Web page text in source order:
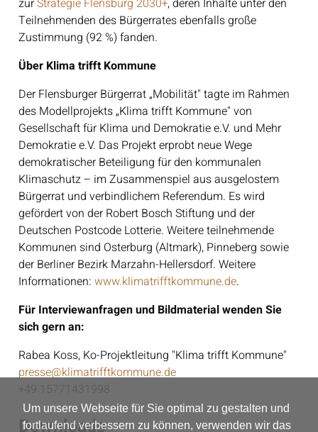
Um unsere Webseite für Sie optimal zu gestalten und
fortlaufend verbessern zu können, verwenden wir das
Teilnehmenden des Bürgerrates ebenfalls große
Zustimmung (92 %) fanden.
Über Klima trifft Kommune
Der Flensburger Bürgerrat „Mobilität" tagte im Rahmen
des Modellprojekts „Klima trifft Kommune" von
Gesellschaft für Klima und Demokratie e.V. und Mehr
Demokratie e.V. Das Projekt erprobt neue Wege
demokratischer Beteiligung für den kommunalen
Klimaschutz – im Zusammenspiel aus ausgelostem
Bürgerrat und verbindlichem Referendum. Es wird
gefördert von der Robert Bosch Stiftung und der
Deutschen Postcode Lotterie. Weitere teilnehmende
Kommunen sind Osterburg (Altmark), Pinneberg sowie
der Berliner Bezirk Marzahn-Hellersdorf. Weitere
Informationen: www.klimatrifftkommune.de.
Für Interviewanfragen und Bildmaterial wenden Sie
sich gern an:
Rabea Koss, Ko-Projektleitung "Klima trifft Kommune"
presse@klimatrifftkommune.de
+49 15771431998
Downloads